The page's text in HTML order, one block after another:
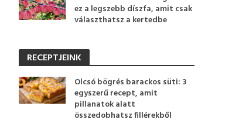
ez a legszebb díszfa, amit csak
választhatsz a kertedbe
RECEPTJEINK
Olcsó bögrés barackos süti: 3
egyszerű recept, amit
pillanatok alatt
összedobhatsz fillérekből